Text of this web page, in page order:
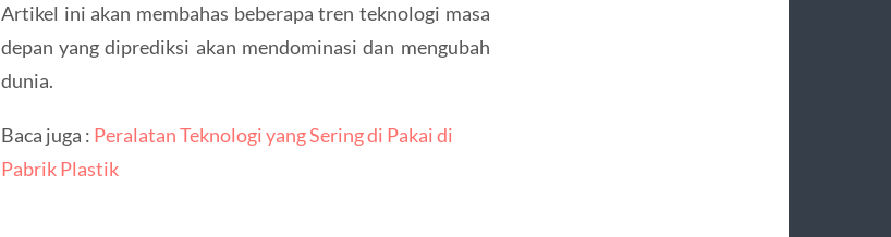
Artikel ini akan membahas beberapa tren teknologi masa
depan yang diprediksi akan mendominasi dan mengubah
dunia.
Baca juga : Peralatan Teknologi yang Sering di Pakai di
Pabrik Plastik